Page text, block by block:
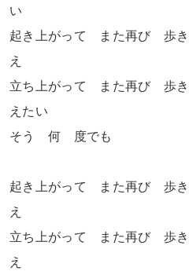
い
起き上がって また再び 歩
え
立ち上がって また再び 歩
えたい
そう 何 度でも
起き上がって また再び 歩
え
立ち上がって また再び 歩
え